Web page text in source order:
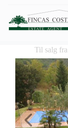
Til salg